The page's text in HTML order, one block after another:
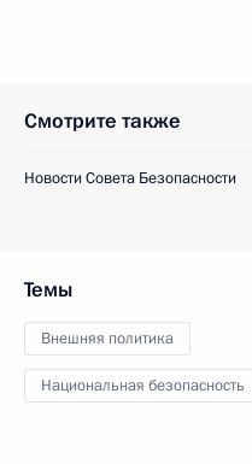
Смотрите также
Новости Совета Безопасности
Темы
Внешняя политика
Национальная безопасность